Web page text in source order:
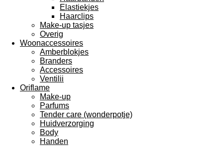
Elastiekjes
Haarclips
Make-up tasjes
Overig
Woonaccessoires
Amberblokjes
Branders
Accessoires
Ventilii
Oriflame
Make-up
Parfums
Tender care (wonderpotje)
Huidverzorging
Body
Handen